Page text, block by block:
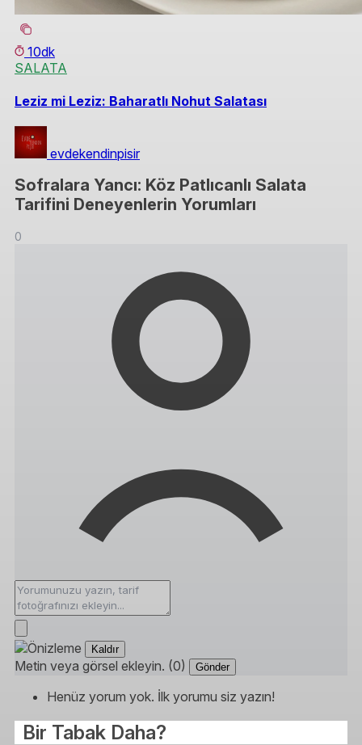
10dk
SALATA
Leziz mi Leziz: Baharatlı Nohut Salatası
evdekendinpisir
Sofralara Yancı: Köz Patlıcanlı Salata
Tarifini Deneyenlerin Yorumları
0
Kaldır
Metin veya görsel ekleyin. (0) Gönder
Henüz yorum yok. İlk yorumu siz yazın!
Bir Tabak Daha?